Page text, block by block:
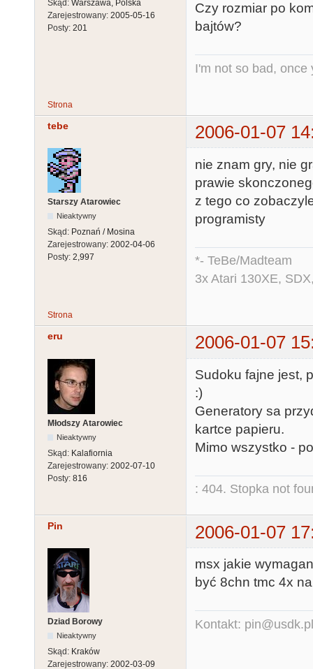
Skąd: Warszawa, Polska
Zarejestrowany: 2005-05-16
Posty: 201
Czy rozmiar po
bajtów?
I'm not so bad, once
Strona
tebe 2006-01-07
Starszy Atarowiec
Nieaktywny
Skąd: Poznań / Mosina
Zarejestrowany: 2002-04-06
Posty: 2,997
nie znam gry, nie
prawie
z tego co
programisty
*- TeBe/Madteam
3x Atari 130XE,
Strona
eru 2006-01-07
Młodszy Atarowiec
Nieaktywny
Skąd: Kalafiornia
Zarejestrowany: 2002-07-10
Posty: 816
Sudoku fajne jest,
:)
Generatory sa
kartce papieru.
Mimo wszystko -
: 404. Stopka not
Pin 2006-01-07
Dziad Borowy
Nieaktywny
Skąd: Kraków
Zarejestrowany: 2002-03-09
msx jakie
być 8chn tmc 4x
Kontakt: pin@usdk.pl